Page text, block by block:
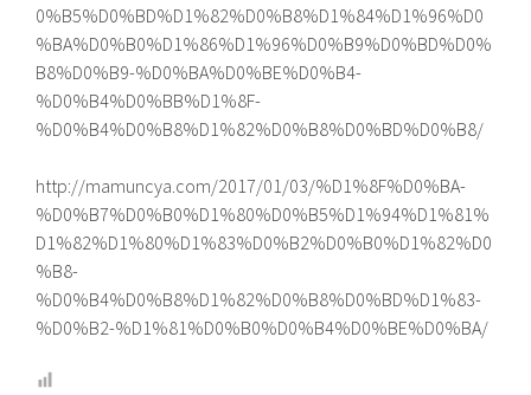
0%B5%D0%BD%D1%82%D0%B8%D1%84%D1%96%D0
%BA%D0%B0%D1%86%D1%96%D0%B9%D0%BD%D0%
B8%D0%B9-%D0%BA%D0%BE%D0%B4-
%D0%B4%D0%BB%D1%8F-
%D0%B4%D0%B8%D1%82%D0%B8%D0%BD%D0%B8/
http://mamuncya.com/2017/01/03/%D1%8F%D0%BA-
%D0%B7%D0%B0%D1%80%D0%B5%D1%94%D1%81%
D1%82%D1%80%D1%83%D0%B2%D0%B0%D1%82%D0
%B8-
%D0%B4%D0%B8%D1%82%D0%B8%D0%BD%D1%83-
%D0%B2-%D1%81%D0%B0%D0%B4%D0%BE%D0%BA/